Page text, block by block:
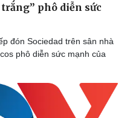
phô diễn sức
đón Sociedad trên sân nhà
phô diễn sức mạnh của